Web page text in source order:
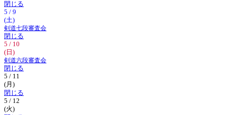
閉じる
5 / 9
(土)
剣道七段審査会
閉じる
5 / 10
(日)
剣道六段審査会
閉じる
5 / 11
(月)
閉じる
5 / 12
(火)